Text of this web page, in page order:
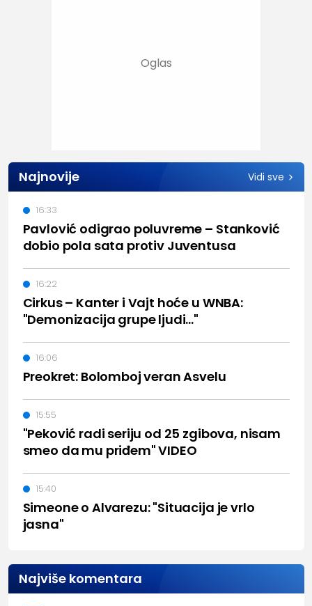
Najnovije Vidi sve
Pavlović odigrao poluvreme – Stanković
dobio pola sata protiv Juventusa
16:33
Cirkus – Kanter i Vajt hoće u WNBA:
"Demonizacija grupe ljudi..."
16:22
Preokret: Bolomboj veran Asvelu
16:06
"Peković radi seriju od 25 zgibova, nisam
smeo da mu priđem" VIDEO
15:55
Simeone o Alvarezu: "Situacija je vrlo
jasna"
15:40
Najviše komentara